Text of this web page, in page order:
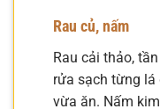
Rau củ, nấm
Rau cải thảo,
rửa sạch từng lá
vừa ăn. Nấm